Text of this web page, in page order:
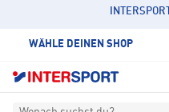
WÄHLE DEINEN SHOP